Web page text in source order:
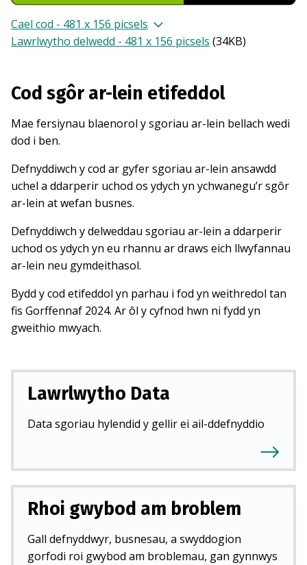
Cael cod - 481 x 156 picsels
Lawrlwytho delwedd - 481 x 156 picsels (34KB)
Cod sgôr ar-lein etifeddol
Mae fersiynau blaenorol y sgoriau ar-lein bellach wedi
dod i ben.
Defnyddiwch y cod ar gyfer sgoriau ar-lein ansawdd
uchel a ddarperir uchod os ydych yn ychwanegu’r sgôr
ar-lein at wefan busnes.
Defnyddiwch y delweddau sgoriau ar-lein a ddarperir
uchod os ydych yn eu rhannu ar draws eich llwyfannau
ar-lein neu gymdeithasol.
Bydd y cod etifeddol yn parhau i fod yn weithredol tan
fis Gorffennaf 2024. Ar ôl y cyfnod hwn ni fydd yn
gweithio mwyach.
Lawrlwytho Data
Data sgoriau hylendid y gellir ei ail-ddefnyddio
Rhoi gwybod am broblem
Gall defnyddwyr, busnesau, a swyddogion
gorfodi roi gwybod am broblemau, gan gynnwys